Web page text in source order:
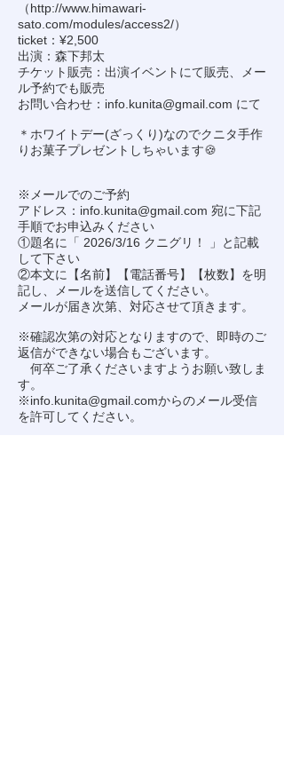
（http://www.himawari-
sato.com/modules/access2/）
ticket：¥2,500
出演：森下邦太
チケット販売：出演イベントにて販売、メー
ル予約でも販売
お問い合わせ： info.kunita@gmail.com にて
＊ホワイトデー(ざっくり)なのでクニタ手作
りお菓子プレゼントしちゃいます🍪
※メールでのご予約
アドレス： info.kunita@gmail.com 宛に下記
手順でお申込みください
①題名に「 2026/3/16 クニグリ！ 」と記載
して下さい
②本文に【名前】【電話番号】【枚数】を明
記し、メールを送信してください。
メールが届き次第、対応させて頂きます。
※確認次第の対応となりますので、即時のご
返信ができない場合もございます。
何卒ご了承くださいますようお願い致しま
す。
※info.kunita@gmail.comからのメール受信
を許可してください。